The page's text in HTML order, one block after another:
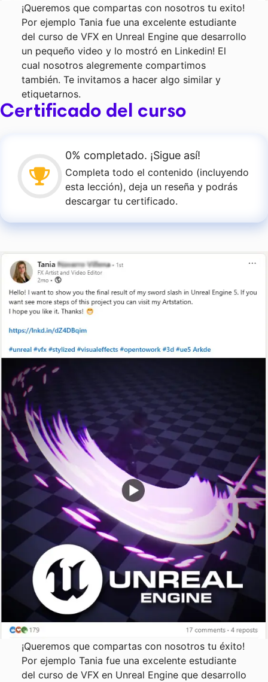
¡Queremos que compartas con nosotros tu exito!
Por ejemplo Tania fue una excelente estudiante
del curso de VFX en Unreal Engine que desarrollo
un pequeño video y lo mostró en Linkedin! El
cual nosotros alegremente compartimos
también. Te invitamos a hacer algo similar y
etiquetarnos.
Certificado del curso
0% completado. ¡Sigue así!
Completa todo el contenido (incluyendo
esta lección), deja un reseña y podrás
descargar tu certificado.
¡Queremos que compartas con nosotros tu éxito!
Por ejemplo Tania fue una excelente estudiante
del curso de VFX en Unreal Engine que desarrollo